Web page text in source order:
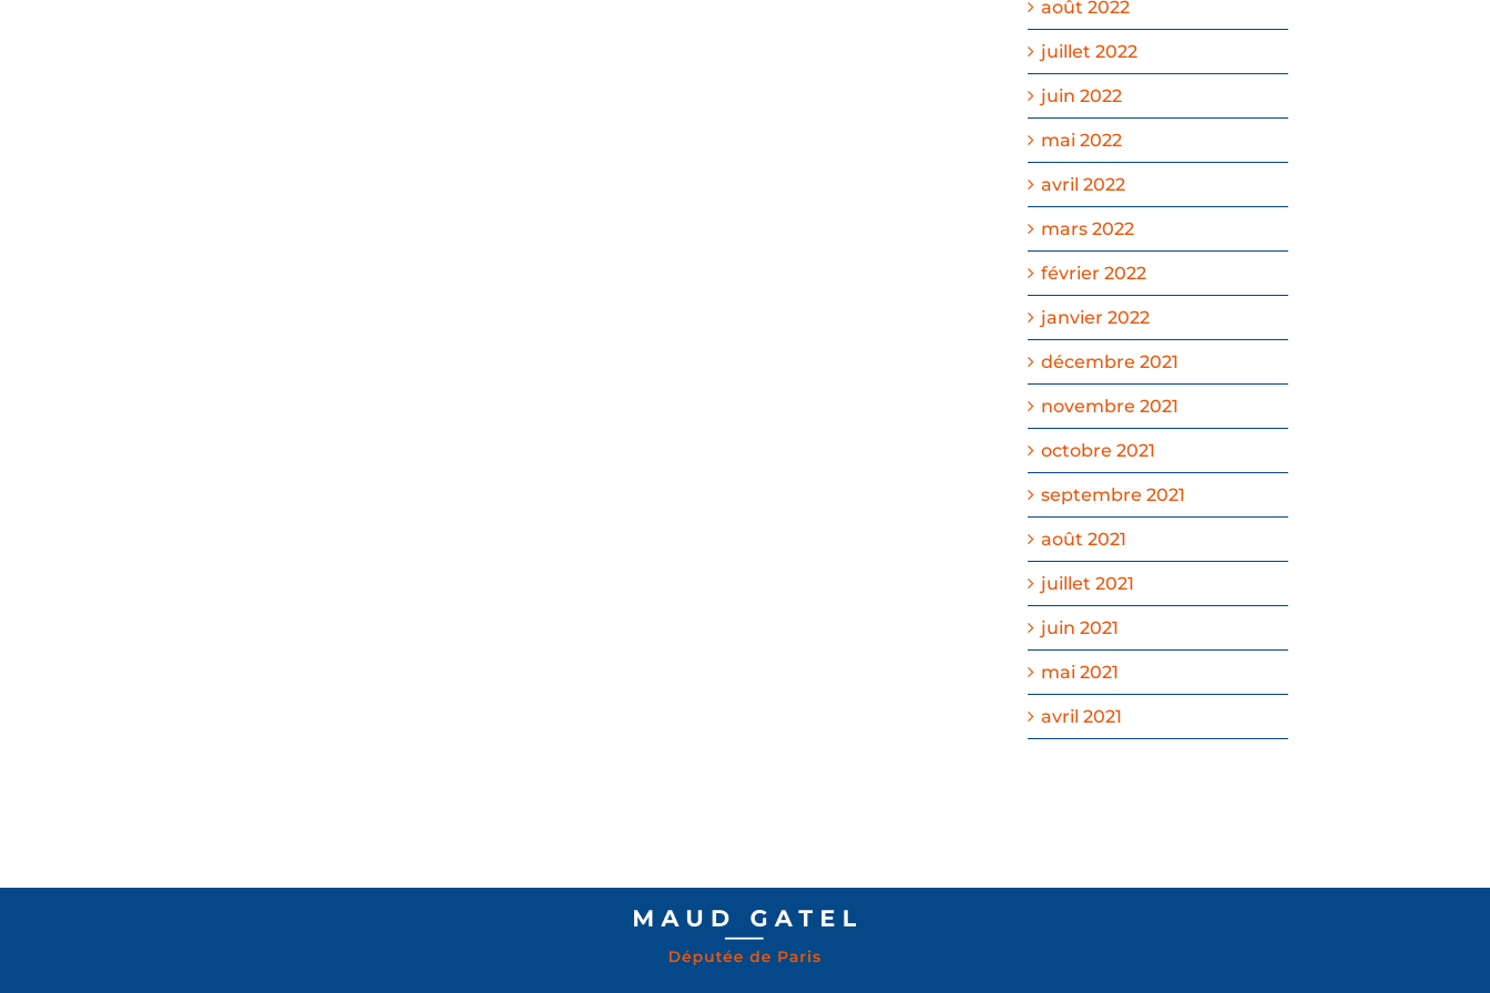
août 2022
juillet 2022
juin 2022
mai 2022
avril 2022
mars 2022
février 2022
janvier 2022
décembre 2021
novembre 2021
octobre 2021
septembre 2021
août 2021
juillet 2021
juin 2021
mai 2021
avril 2021